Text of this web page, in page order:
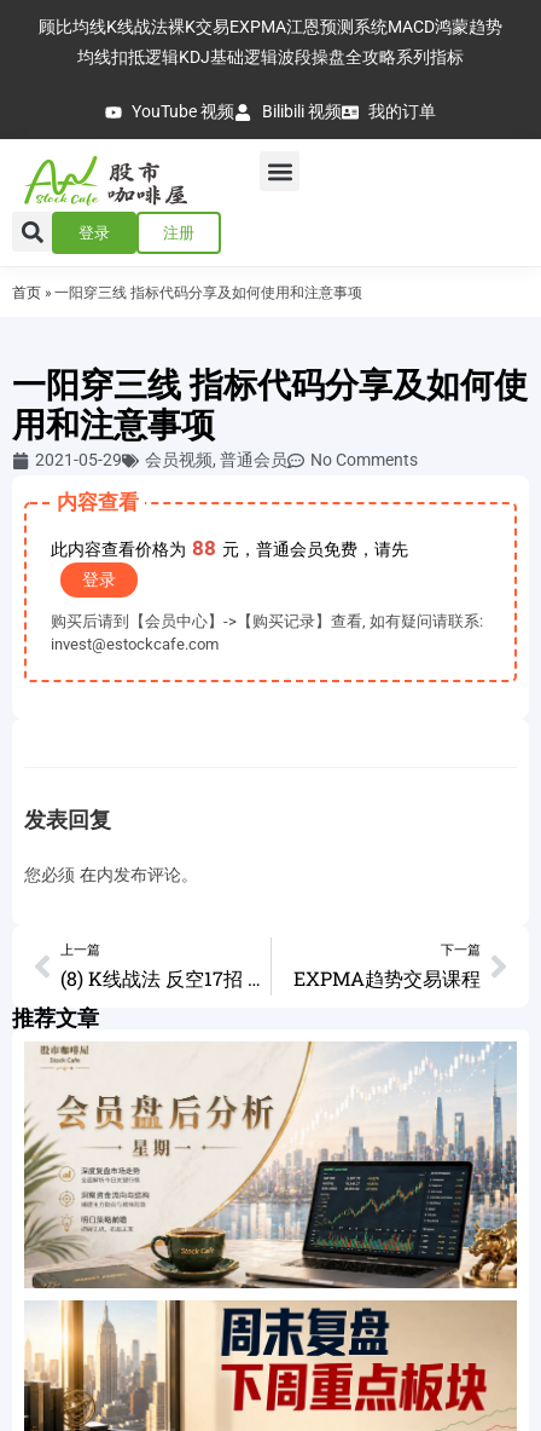
顾比均线K线战法裸K交易EXPMA江恩预测系统MACD鸿蒙趋势
均线扣抵逻辑KDJ基础逻辑波段操盘全攻略系列指标
YouTube 视频 Bilibili 视频 我的订单
登录 注册
首页 » 一阳穿三线 指标代码分享及如何使用和注意事项
一阳穿三线 指标代码分享及如何使
用和注意事项
2021-05-29 会员视频, 普通会员 No Comments
内容查看
此内容查看价格为 88 元，普通会员免费，请先
登录
购买后请到【会员中心】->【购买记录】查看, 如有疑问请联系:
invest@estockcafe.com
发表回复
您必须 在内发布评论。
上一篇
(8) K线战法 反空17招 （三） 跳空见鬼 吊颈勒脖 上肩缺口 下跌阶梯 寸步走跌
下一篇
EXPMA趋势交易课程
推荐文章